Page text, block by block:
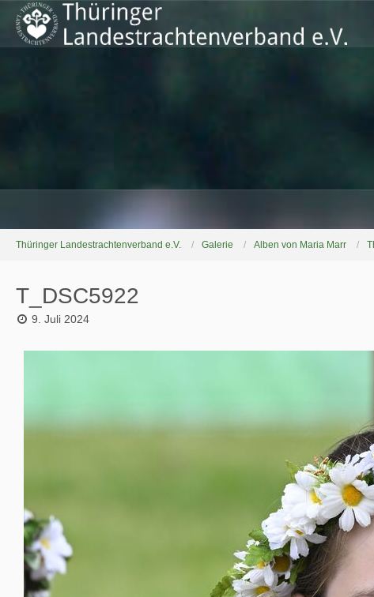
Thüringer Landestrachtenverband e.V. Galerie Alben von Maria Marr
T_DSC5922
9. Juli 2024